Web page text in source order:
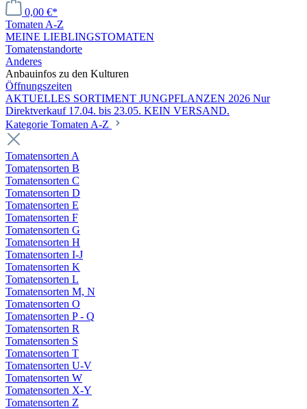
0,00 €*
Tomaten A-Z
MEINE LIEBLINGSTOMATEN
Tomatenstandorte
Anderes
Anbauinfos zu den Kulturen
Öffnungszeiten
AKTUELLES SORTIMENT JUNGPFLANZEN 2026 Nur
Direktverkauf 17.04. bis 23.05. KEIN VERSAND.
Kategorie Tomaten A-Z
Tomatensorten A
Tomatensorten B
Tomatensorten C
Tomatensorten D
Tomatensorten E
Tomatensorten F
Tomatensorten G
Tomatensorten H
Tomatensorten I-J
Tomatensorten K
Tomatensorten L
Tomatensorten M, N
Tomatensorten O
Tomatensorten P - Q
Tomatensorten R
Tomatensorten S
Tomatensorten T
Tomatensorten U-V
Tomatensorten W
Tomatensorten X-Y
Tomatensorten Z